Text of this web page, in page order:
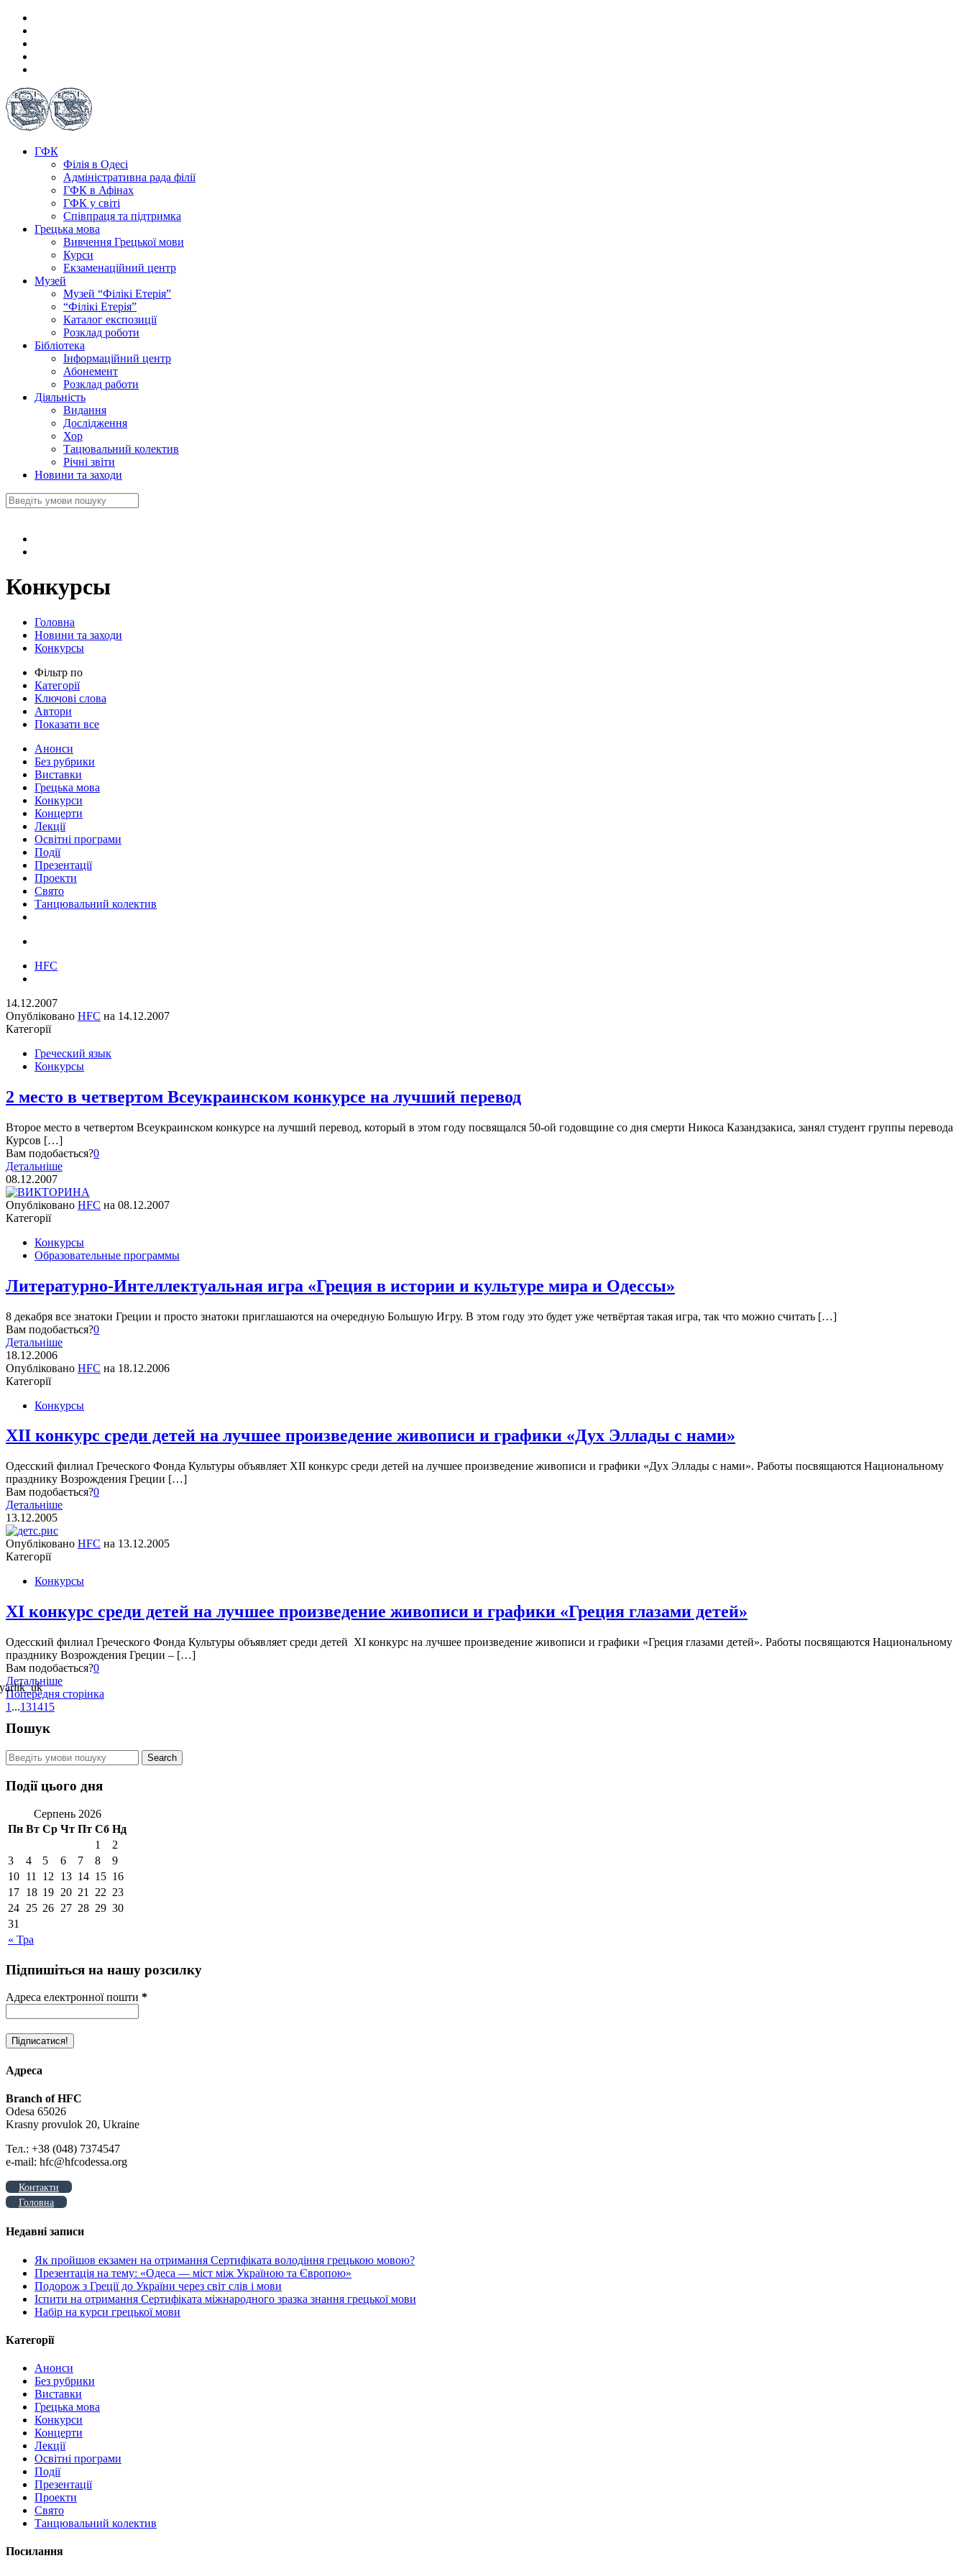
ГФК
Філія в Одесі
Адміністративна рада філії
ГФК в Афінах
ГФК у світі
Співпраця та підтримка
Грецька мова
Вивчення Грецької мови
Курси
Екзаменаційний центр
Музей
Музей “Філікі Етерія”
“Філікі Етерія”
Каталог експозиції
Розклад роботи
Бібліотека
Інформаційний центр
Абонемент
Розклад работи
Діяльність
Видання
Дослідження
Хор
Тацювальний колектив
Річні звіти
Новини та заходи
Конкурсы
Головна
Новини та заходи
Конкурсы
Фільтр по
Категорії
Ключові слова
Автори
Показати все
Анонси
Без рубрики
Виставки
Грецька мова
Конкурси
Концерти
Лекції
Освітні програми
Події
Презентації
Проекти
Свято
Танцювальний колектив
HFC
14.12.2007
Опубліковано HFC на 14.12.2007
Категорії
Греческий язык
Конкурсы
2 место в четвертом Всеукраинском конкурсе на лучший перевод
Второе место в четвертом Всеукраинском конкурсе на лучший перевод, который в этом году посвящался 50-ой годовщине со дня смерти Никоса Казандзакиса, занял студент группы перевода
Курсов […]
Вам подобається?0
Детальніше
08.12.2007
Опубліковано HFC на 08.12.2007
Категорії
Конкурсы
Образовательные программы
Литературно-Интеллектуальная игра «Греция в истории и культуре мира и Одессы»
8 декабря все знатоки Греции и просто знатоки приглашаются на очередную Большую Игру. В этом году это будет уже четвёртая такая игра, так что можно считать […]
Вам подобається?0
Детальніше
18.12.2006
Опубліковано HFC на 18.12.2006
Категорії
Конкурсы
XII конкурс среди детей на лучшее произведение живописи и графики «Дух Эллады с нами»
Одесский филиал Греческого Фонда Культуры объявляет XII конкурс среди детей на лучшее произведение живописи и графики «Дух Эллады с нами». Работы посвящаются Национальному
празднику Возрождения Греции […]
Вам подобається?0
Детальніше
13.12.2005
Опубліковано HFC на 13.12.2005
Категорії
Конкурсы
XI конкурс среди детей на лучшее произведение живописи и графики «Греция глазами детей»
Одесский филиал Греческого Фонда Культуры объявляет среди детей XI конкурс на лучшее произведение живописи и графики «Греция глазами детей». Работы посвящаются Национальному
празднику Возрождения Греции – […]
Вам подобається?0
Детальніше
Попередня сторінка
1 ...131415
Пошук
Події цього дня
Серпень 2026
Пн Вт Ср Чт Пт Сб Нд
« Тра
1
2
3
4 5 6 7 8
9
10 11 12 13 14 15 16
17 18 19 20 21 22 23
24 25 26 27 28 29 30
31
Підпишіться на нашу розсилку
Адреса електронної пошти *
Адреса
Branch of HFC
Odesa 65026
Krasny provulok 20, Ukraine
Тел.: +38 (048) 7374547
e-mail: hfc@hfcodessa.org
Контакти
Головна
Недавні записи
Як пройшов екзамен на отримання Сертифіката володіння грецькою мовою?
Презентація на тему: «Одеса — міст між Україною та Європою»
Подорож з Греції до України через світ слів і мови
Іспити на отримання Сертифіката міжнародного зразка знання грецької мови
Набір на курси грецької мови
Категорії
Анонси
Без рубрики
Виставки
Грецька мова
Конкурси
Концерти
Лекції
Освітні програми
Події
Презентації
Проекти
Свято
Танцювальний колектив
Посилання